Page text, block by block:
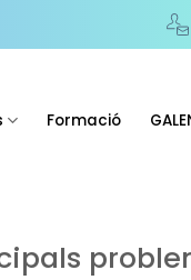
Formació